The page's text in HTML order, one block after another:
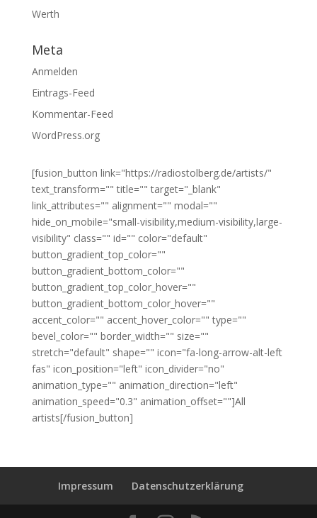
Werth
Meta
Anmelden
Eintrags-Feed
Kommentar-Feed
WordPress.org
[fusion_button link="https://radiostolberg.de/artists/"
text_transform="" title="" target="_blank"
link_attributes="" alignment="" modal=""
hide_on_mobile="small-visibility,medium-visibility,large-
visibility" class="" id="" color="default"
button_gradient_top_color=""
button_gradient_bottom_color=""
button_gradient_top_color_hover=""
button_gradient_bottom_color_hover=""
accent_color="" accent_hover_color="" type=""
bevel_color="" border_width="" size=""
stretch="default" shape="" icon="fa-long-arrow-alt-left
fas" icon_position="left" icon_divider="no"
animation_type="" animation_direction="left"
animation_speed="0.3" animation_offset=""]All
artists[/fusion_button]
Impressum Datenschutzerklärung